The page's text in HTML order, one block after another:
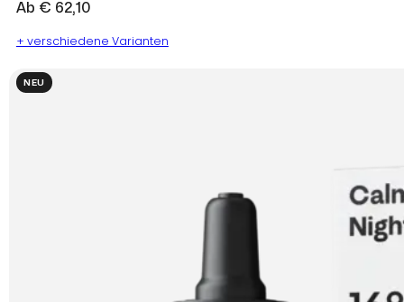
Ab € 62,10
+ verschiedene Varianten
NEU